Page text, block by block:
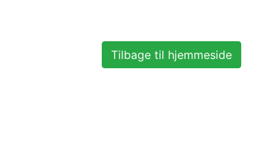
Tilbage til hjemmeside